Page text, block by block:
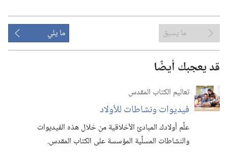
ما يسبق ما يلي
قد يعجبك أيضًا
تعاليم الكتاب المقدس
فيديوات ونشاطات للأولاد
علِّم أولادك المبادئ الأخلاقية من خلال هذه الفيديوات
والنشاطات المسلِّية المؤسسة على الكتاب المقدس.‏